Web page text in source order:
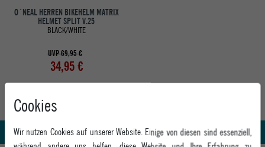
O´NEAL HERREN BIKEHELM MATRIX
HELMET SPLIT V.25
BLACK/WHITE
UVP 69,95 €
34,95 €
Whatsapp Support
Cookies
Wir nutzen Cookies auf unserer Website. Einige von diesen sind essenziell,